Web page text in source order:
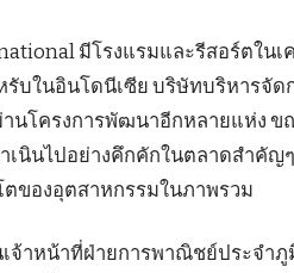
มีโรงแรมและรีสอร์ตในเค
บในอินโดนีเซีย บริษัทบริหารจัด
านโครงการพัฒนาอีกหลายแห่ง
เนินไปอย่างคึกคักในตลาดสำคัญ
ของอุตสาหกรรมในภาพรวม
จ้าหน้าที่ฝ่ายการพาณิชย์ประจำ